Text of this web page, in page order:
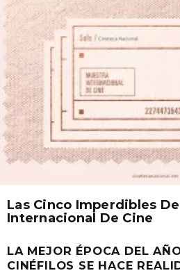
Las Cinco Imperdibles
Internacional De Cine
LA MEJOR ÉPOCA DEL
CINÉFILOS SE HACE